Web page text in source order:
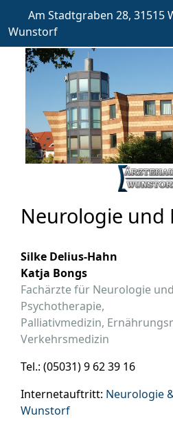
Am Stadtgraben 28, 31515
Wunstorf
Mobile Menu Toggle
Neurologie und
Silke Delius-Hahn
Katja Bongs
Fachärzte für Neurologie
Psychotherapie,
Palliativmedizin,
Verkehrsmedizin
Tel.: (05031) 9 62 39 16
Internetauftritt: Neurologie
Wunstorf